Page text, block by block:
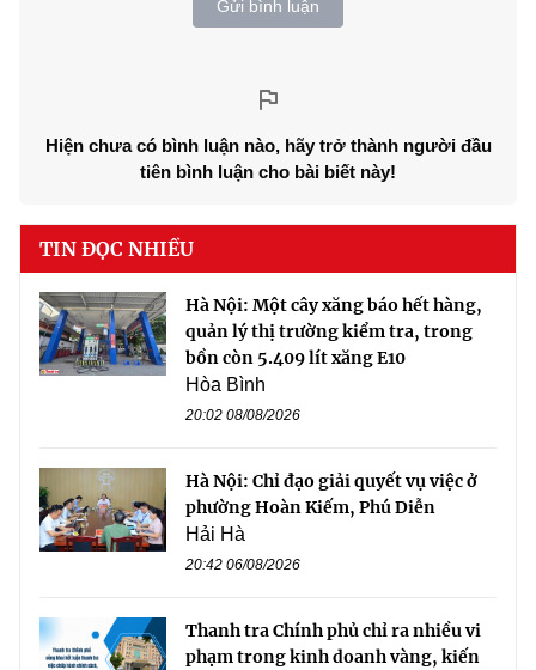
Gửi bình luận
Hiện chưa có bình luận nào, hãy trở thành người đầu
tiên bình luận cho bài biết này!
TIN ĐỌC NHIỀU
Hà Nội: Một cây xăng báo hết hàng,
quản lý thị trường kiểm tra, trong
bồn còn 5.409 lít xăng E10
Hòa Bình
20:02 08/08/2026
Hà Nội: Chỉ đạo giải quyết vụ việc ở
phường Hoàn Kiếm, Phú Diễn
Hải Hà
20:42 06/08/2026
Thanh tra Chính phủ chỉ ra nhiều vi
phạm trong kinh doanh vàng, kiến